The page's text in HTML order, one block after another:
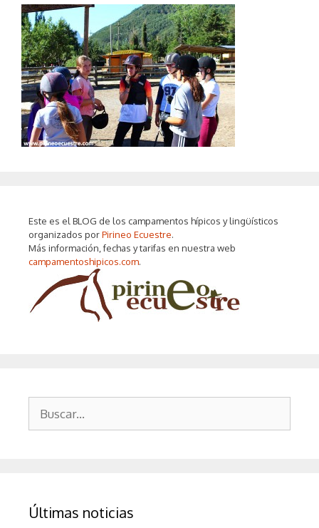
Este es el BLOG de los campamentos hípicos y lingüísticos
organizados porPirineo Ecuestre.
Más información, fechas y tarifas en nuestra web
campamentoshipicos.com.
Últimas noticias